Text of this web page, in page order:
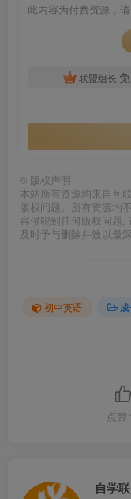
此内容为付费资源，
联盟组长
© 版权声明
本站所有资源均来自互
版权问题。所有资源均
容侵犯到任何版权问题,
及时予与删除并致以最深
初中英语
点赞